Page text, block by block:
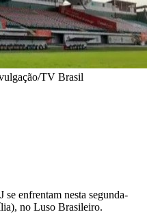
TV Brasil
se enfrentam nesta segunda-
no Luso Brasileiro.